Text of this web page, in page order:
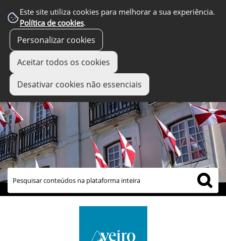
Este site utiliza cookies para melhorar a sua experiência.
Política de cookies.
Personalizar cookies
Aceitar todos os cookies
Desativar cookies não essenciais
links úteis